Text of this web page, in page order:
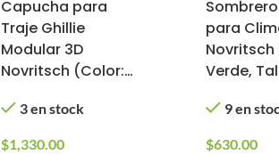
Capucha para
Traje Ghillie
Modular 3D
Novritsch (Color:
3 en stock
$1,330.00
para
Verde,
9 en
$630.00